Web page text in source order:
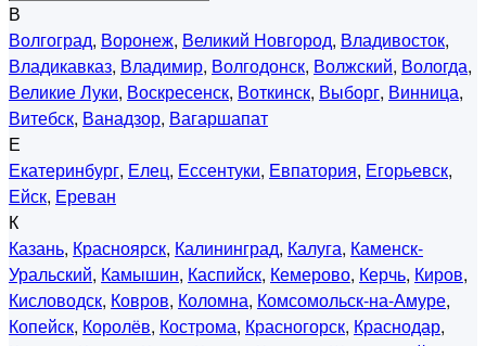
В
Волгоград, Воронеж, Великий Новгород, Владивосток,
Владикавказ, Владимир, Волгодонск, Волжский, Вологда,
Великие Луки, Воскресенск, Воткинск, Выборг, Винница,
Витебск, Ванадзор, Вагаршапат
Е
Екатеринбург, Елец, Ессентуки, Евпатория, Егорьевск,
Ейск, Ереван
К
Казань, Красноярск, Калининград, Калуга, Каменск-
Уральский, Камышин, Каспийск, Кемерово, Керчь, Киров,
Кисловодск, Ковров, Коломна, Комсомольск-на-Амуре,
Копейск, Королёв, Кострома, Красногорск, Краснодар,